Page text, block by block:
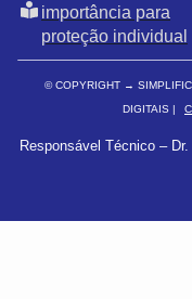
importância para
proteção individual
© COPYRIGHT →
DIGITAIS |
Responsável Técnico –